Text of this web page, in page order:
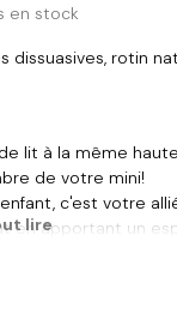
en stock
dissuasives, rotin
lit à la même
de votre mini!
c'est votre
en apportant un
colorés, il fera une
lire